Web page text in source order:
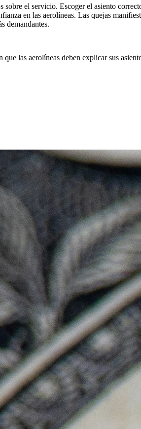
el servicio. Escoger el asiento
en las aerolíneas. Las quejas
demandantes.
las aerolíneas deben explicar sus